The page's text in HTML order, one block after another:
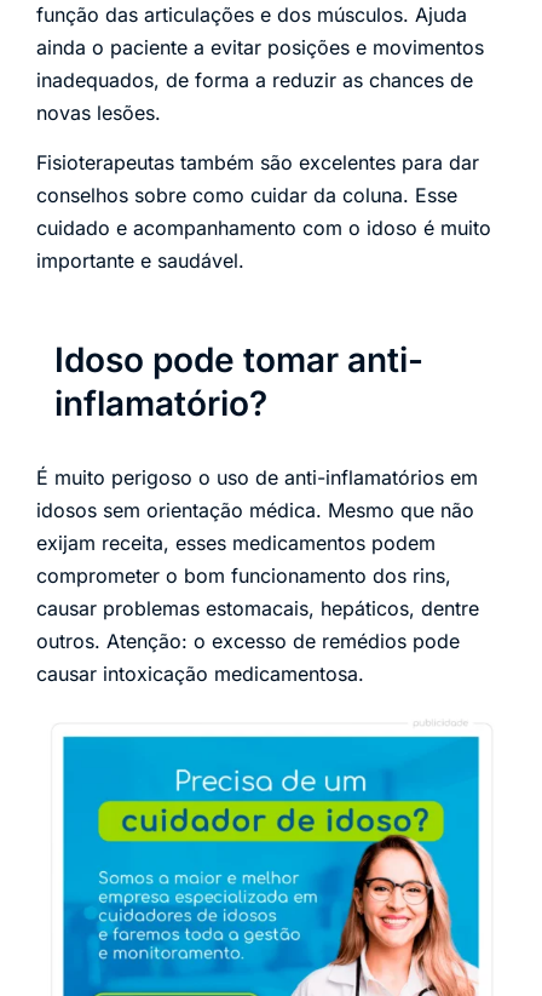
função das articulações e dos músculos. Ajuda
ainda o paciente a evitar posições e movimentos
inadequados, de forma a reduzir as chances de
novas lesões.
Fisioterapeutas também são excelentes para dar
conselhos sobre como cuidar da coluna. Esse
cuidado e acompanhamento com o idoso é muito
importante e saudável.
Idoso pode tomar anti-
inflamatório?
É muito perigoso o uso de anti-inflamatórios em
idosos sem orientação médica. Mesmo que não
exijam receita, esses medicamentos podem
comprometer o bom funcionamento dos rins,
causar problemas estomacais, hepáticos, dentre
outros. Atenção: o excesso de remédios pode
causar intoxicação medicamentosa.